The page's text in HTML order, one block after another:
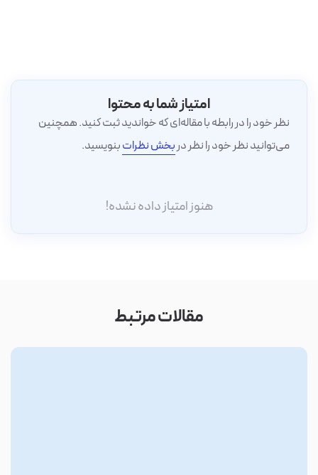
امتیاز شما به محتوا
نظر خود را در رابطه با مقاله‌ای که خواندید ثبت کنید. همچنین
می‌توانید نظر خود را نظر دربخش نظراتبنویسید.
هنوز امتیاز داده نشده!
مقالات مرتبط